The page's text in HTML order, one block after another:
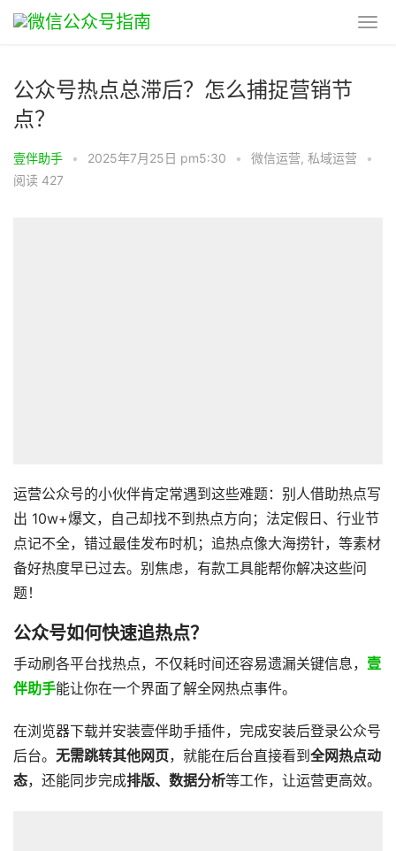
公众号热点总滞后？怎么捕捉营销节
点？
壹伴助手 • 2025年7月25日 pm5:30 • 微信运营, 私域运营
•
阅读 427
运营公众号的小伙伴肯定常遇到这些难题：别人借助热点写
出 10w+爆文，自己却找不到热点方向；法定假日、行业节
点记不全，错过最佳发布时机；追热点像大海捞针，等素材
备好热度早已过去。别焦虑，有款工具能帮你解决这些问
题！
公众号如何快速追热点？
手动刷各平台找热点，不仅耗时间还容易遗漏关键信息， 壹
伴助手能让你在一个界面了解全网热点事件。
在浏览器下载并安装壹伴助手插件，完成安装后登录公众号
后台。 无需跳转其他网页，就能在后台直接看到 全网热点动
态，还能同步完成排版、数据分析等工作，让运营更高效。